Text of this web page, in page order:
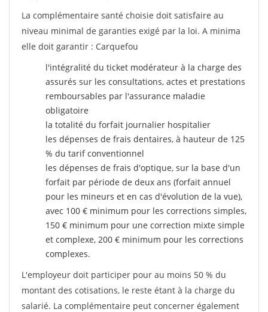
La complémentaire santé choisie doit satisfaire au
niveau minimal de garanties exigé par la loi. A minima
elle doit garantir : Carquefou
l'intégralité du ticket modérateur à la charge des
assurés sur les consultations, actes et prestations
remboursables par l'assurance maladie
obligatoire
la totalité du forfait journalier hospitalier
les dépenses de frais dentaires, à hauteur de 125
% du tarif conventionnel
les dépenses de frais d'optique, sur la base d'un
forfait par période de deux ans (forfait annuel
pour les mineurs et en cas d'évolution de la vue),
avec 100 € minimum pour les corrections simples,
150 € minimum pour une correction mixte simple
et complexe, 200 € minimum pour les corrections
complexes.
L'employeur doit participer pour au moins 50 % du
montant des cotisations, le reste étant à la charge du
salarié. La complémentaire peut concerner également